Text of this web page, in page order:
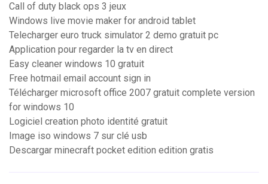
Call of duty black ops 3 jeux
Windows live movie maker for android tablet
Telecharger euro truck simulator 2 demo gratuit pc
Application pour regarder la tv en direct
Easy cleaner windows 10 gratuit
Free hotmail email account sign in
Télécharger microsoft office 2007 gratuit complete version
for windows 10
Logiciel creation photo identité gratuit
Image iso windows 7 sur clé usb
Descargar minecraft pocket edition edition gratis